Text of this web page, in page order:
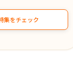
集をチェック